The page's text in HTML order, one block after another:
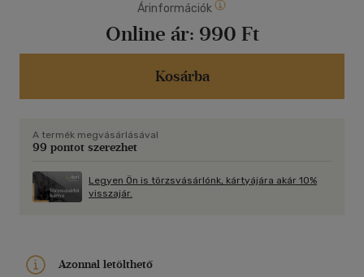
tudja követni." A benyújtott és kiválogatott receptek
gyűjtemény meg is jelent 1902-ben és igazi sikerkönyv lett és
receptjei kiváló kulináris csemegét nyújtanak. Emma asszony
a valóságban Ignotus Hugó (1869-1949) volt, kora egyik
ismert és sikeres publicistája.
Árinformációk
Online ár: 990 Ft
Kosárba
A termék megvásárlásával
99 pontot szerezhet
Legyen Ön is törzsvásárlónk, kártyájára akár 10%
visszajár.
Azonnal letölthető